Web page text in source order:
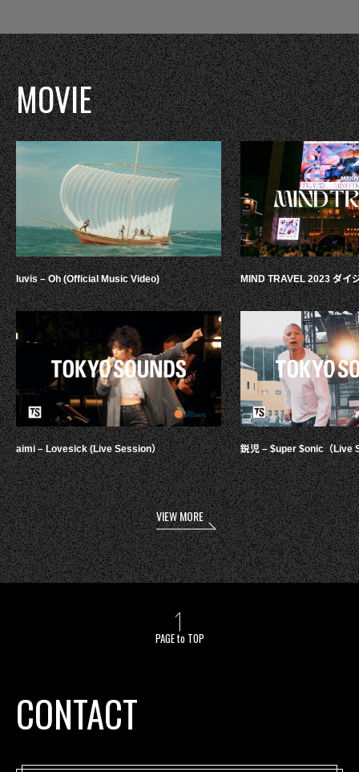
MOVIE
luvis – Oh (Official Music Video)
aimi – Lovesick (Live Session）
MIND TRAVEL 2023 ダイ
鋭児 – $uper $onic（Live
VIEW MORE
PAGE to TOP
CONTACT